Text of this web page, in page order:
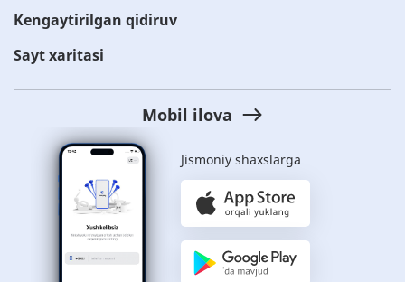
Kengaytirilgan qidiruv
Sayt xaritasi
Mobil ilova
Jismoniy shaxslarga